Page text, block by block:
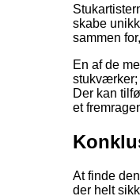
skabe
sammen
En af de
stukværker;
Der kan
et
At finde
der helt